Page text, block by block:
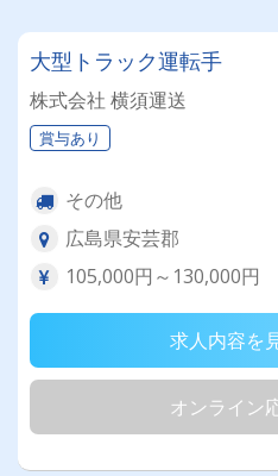
大型トラック運転手
株式会社 横須運送
賞与あり
その他
広島県安芸郡
105,000円～130,000円
求人内容を
オンライン